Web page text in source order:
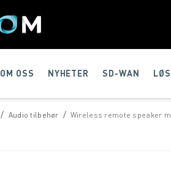
OM OSS NYHETER SD-WAN
/ /
Audio tilbehør Wireless remote speaker